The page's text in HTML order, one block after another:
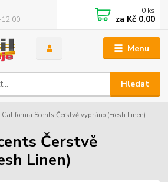
Menu
Hledat
12.00
0 ks
za Kč 0,00
California Scents Čerstvě vypráno (Fresh Linen)
Čerstvě
Linen)